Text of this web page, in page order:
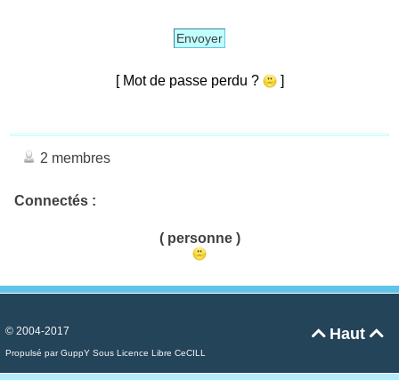
Envoyer
[ Mot de passe perdu ? ]
2 membres
Connectés :
( personne )
Haut 
© 2004-2017
Propulsé par GuppY Sous Licence Libre CeCILL